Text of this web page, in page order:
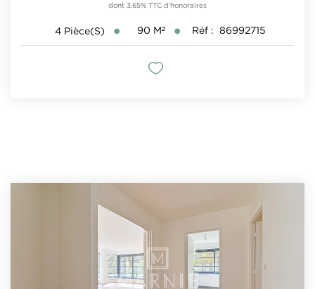
dont 3,65% TTC d'honoraires
4 Pièce(s) 90 M² Réf : 86992715